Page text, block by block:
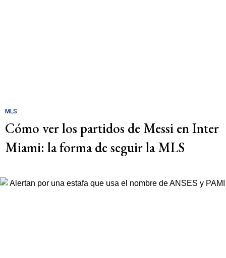
MLS
Cómo ver los partidos de Messi en Inter
Miami: la forma de seguir la MLS